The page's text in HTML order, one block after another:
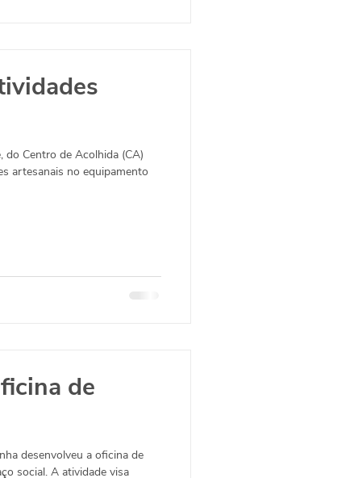
do Centro de Acolhida (CA)
artesanais no equipamento
de
desenvolveu a oficina de
social. A atividade visa